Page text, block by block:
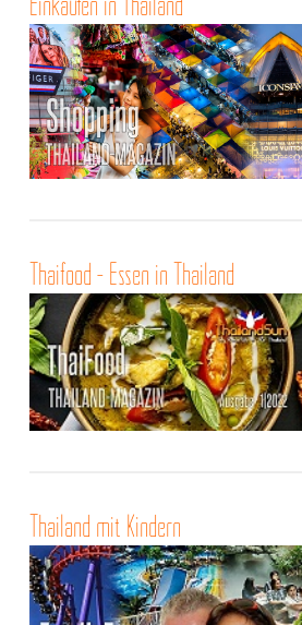
Thaifood - Essen in Thailand
Thailand mit Kindern